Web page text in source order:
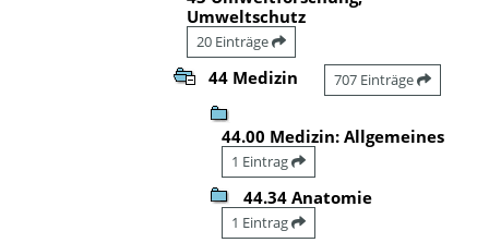
Umweltschutz
20 Einträge
44 Medizin 707 Einträge
44.00 Medizin: Allgemeines
1 Eintrag
44.34 Anatomie
1 Eintrag